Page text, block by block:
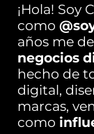
¡Hola! Soy
como
años me
negocios
hecho de
digital,
marcas,
como